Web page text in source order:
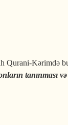
Qurani-Kərimdə
tanınması